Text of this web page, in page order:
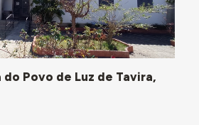
Povo de Luz de Tavira,